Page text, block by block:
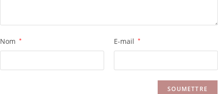
Nom * E-mail *